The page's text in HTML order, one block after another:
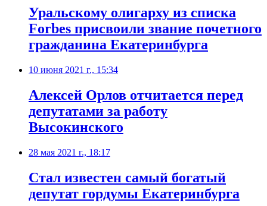
​Уральскому олигарху из списка
Forbes присвоили звание почетного
гражданина Екатеринбурга
10 июня 2021 г., 15:34
Алексей Орлов отчитается перед
депутатами за работу
Высокинского
28 мая 2021 г., 18:17
Стал известен самый богатый
депутат гордумы Екатеринбурга